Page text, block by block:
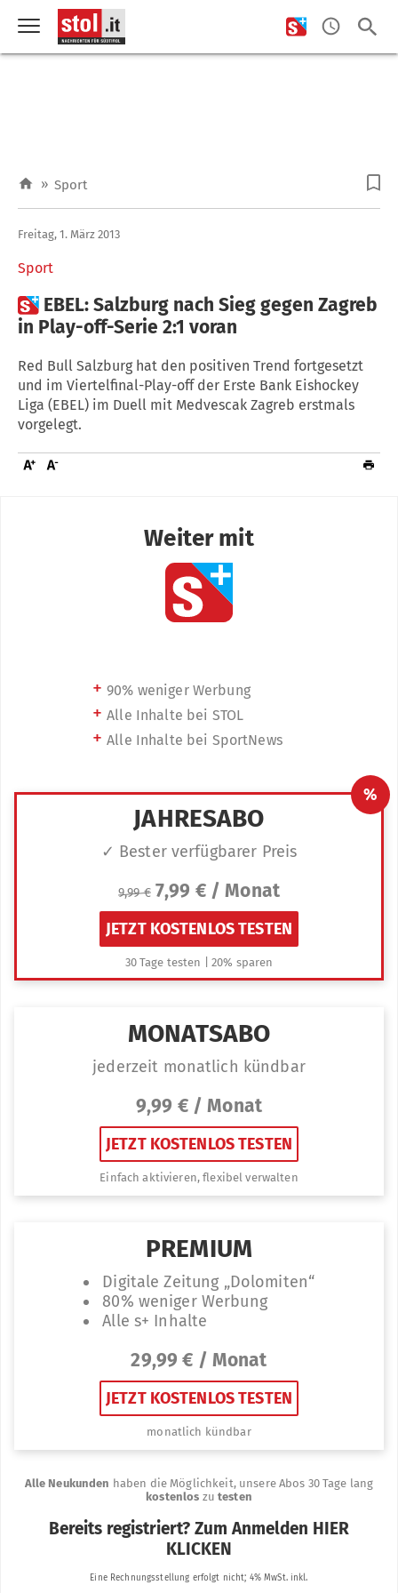
» Sport
Sport
Freitag, 1. März 2013
 EBEL: Salzburg nach Sieg gegen Zagreb
in Play-off-Serie 2:1 voran
Red Bull Salzburg hat den positiven Trend fortgesetzt
und im Viertelfinal-Play-off der Erste Bank Eishockey
Liga (EBEL) im Duell mit Medvescak Zagreb erstmals
vorgelegt.